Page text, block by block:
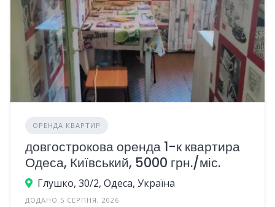
ОРЕНДА КВАРТИР
довгострокова оренда 1-к квартира
Одеса, Київський, 5000 грн./міс.
Глушко, 30/2, Одеса, Україна
ДОДАНО 5 СЕРПНЯ, 2026